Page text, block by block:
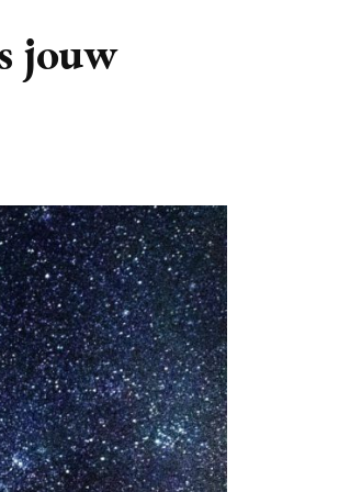
GEZOCHT!
NIEUWS
SAMENWERKEN
CONTACT
jouw